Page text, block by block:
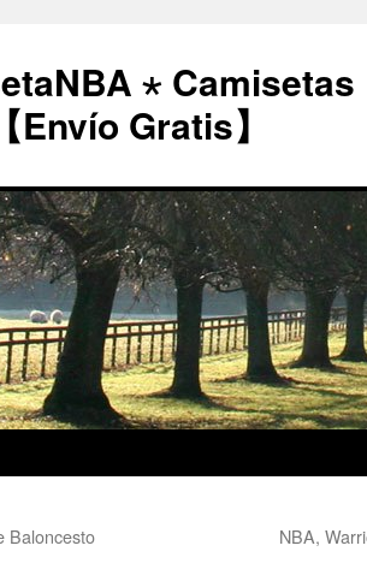
⋆ Camisetas
Envío Gratis】
Baloncesto NBA,